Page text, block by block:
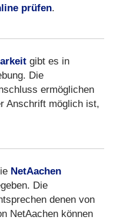
prüfen.
gibt es in
Die
ermöglichen
Anschrift möglich ist,
NetAachen
Die
denen von
NetAachen können